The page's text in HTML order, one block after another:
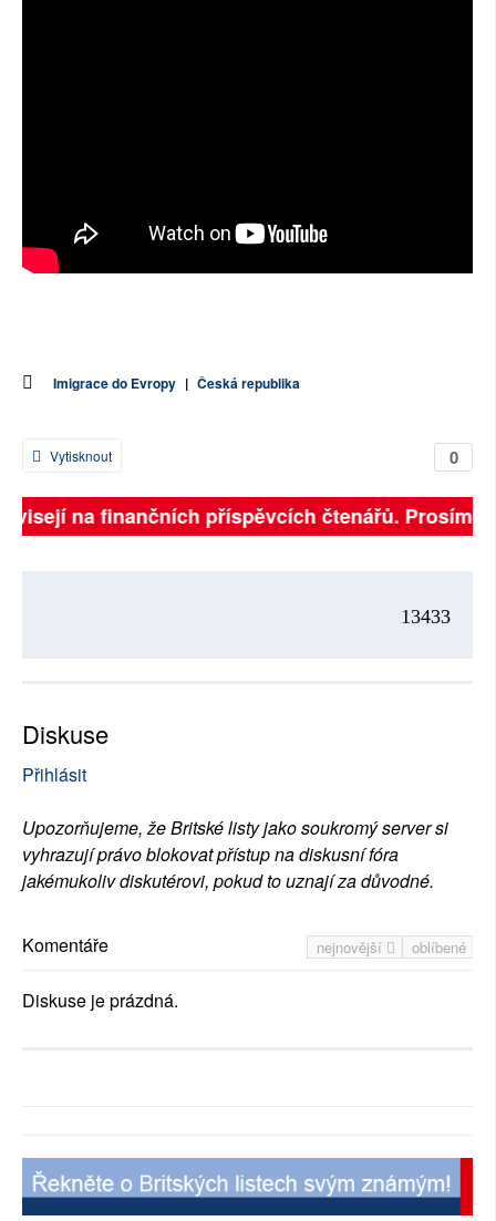
Imigrace do Evropy | Česká republika
0
Vytisknout
na finančních příspěvcích čtenářů. Prosíme,
13433
Diskuse
Přihlásit
Upozorňujeme, že Britské listy jako soukromý server si
vyhrazují právo blokovat přístup na diskusní fóra
jakémukoliv diskutérovi, pokud to uznají za důvodné.
nejnovější oblíbené
Komentáře
Diskuse je prázdná.